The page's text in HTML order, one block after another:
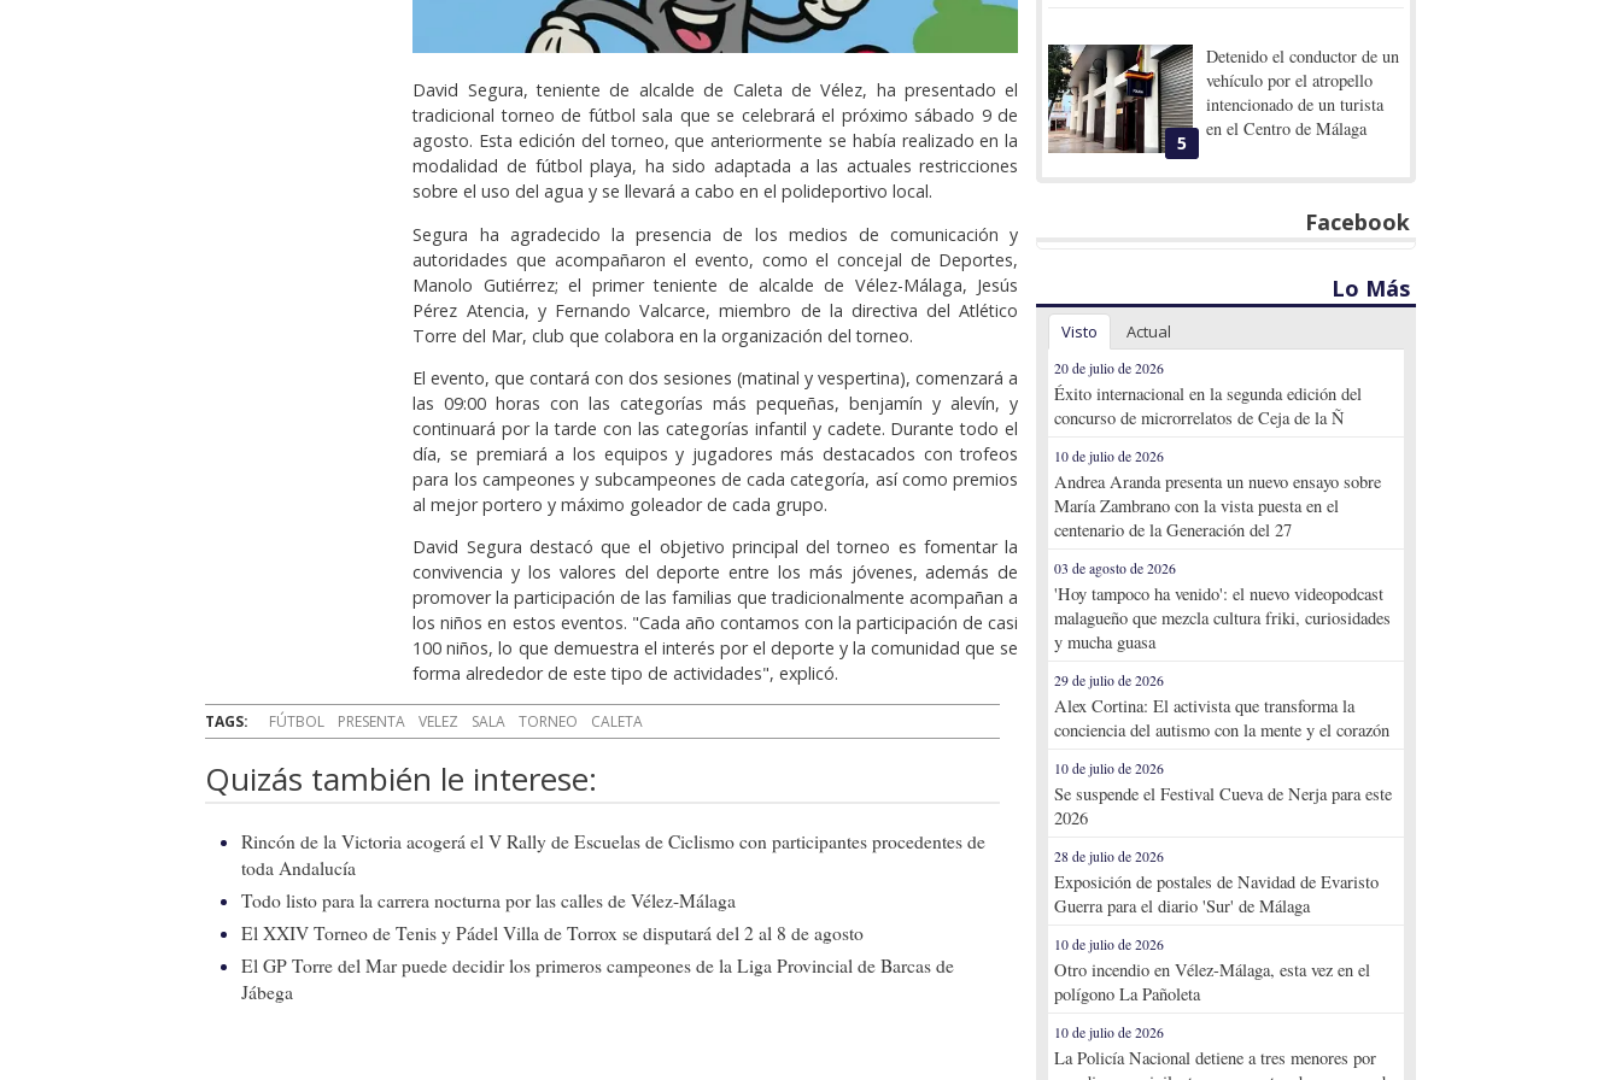
David Segura, teniente de alcalde de Caleta de Vélez, ha presentado el
tradicional torneo de fútbol sala que se celebrará el próximo sábado 9 de
agosto. Esta edición del torneo, que anteriormente se había realizado en la
modalidad de fútbol playa, ha sido adaptada a las actuales restricciones
sobre el uso del agua y se llevará a cabo en el polideportivo local.
Segura ha agradecido la presencia de los medios de comunicación y
autoridades que acompañaron el evento, como el concejal de Deportes,
Manolo Gutiérrez; el primer teniente de alcalde de Vélez-Málaga, Jesús
Pérez Atencia, y Fernando Valcarce, miembro de la directiva del Atlético
Torre del Mar, club que colabora en la organización del torneo.
El evento, que contará con dos sesiones (matinal y vespertina), comenzará a
las 09:00 horas con las categorías más pequeñas, benjamín y alevín, y
continuará por la tarde con las categorías infantil y cadete. Durante todo el
día, se premiará a los equipos y jugadores más destacados con trofeos
para los campeones y subcampeones de cada categoría, así como premios
al mejor portero y máximo goleador de cada grupo.
David Segura destacó que el objetivo principal del torneo es fomentar la
convivencia y los valores del deporte entre los más jóvenes, además de
promover la participación de las familias que tradicionalmente acompañan a
los niños en estos eventos. "Cada año contamos con la participación de casi
100 niños, lo que demuestra el interés por el deporte y la comunidad que se
forma alrededor de este tipo de actividades", explicó.
TAGS: FÚTBOL PRESENTA VELEZ SALA TORNEO CALETA
Quizás también le interese:
Rincón de la Victoria acogerá el V Rally de Escuelas de Ciclismo con participantes procedentes de
toda Andalucía
Todo listo para la carrera nocturna por las calles de Vélez-Málaga
El XXIV Torneo de Tenis y Pádel Villa de Torrox se disputará del 2 al 8 de agosto
El GP Torre del Mar puede decidir los primeros campeones de la Liga Provincial de Barcas de
Jábega
5
Detenido el conductor de un
vehículo por el atropello
intencionado de un turista
en el Centro de Málaga
Facebook
Lo Más
Visto Actual
20 de julio de 2026
Éxito internacional en la segunda edición del
concurso de microrrelatos de Ceja de la Ñ
10 de julio de 2026
Andrea Aranda presenta un nuevo ensayo sobre
María Zambrano con la vista puesta en el
centenario de la Generación del 27
03 de agosto de 2026
'Hoy tampoco ha venido': el nuevo videopodcast
malagueño que mezcla cultura friki, curiosidades
y mucha guasa
29 de julio de 2026
Alex Cortina: El activista que transforma la
conciencia del autismo con la mente y el corazón
10 de julio de 2026
Se suspende el Festival Cueva de Nerja para este
2026
28 de julio de 2026
Exposición de postales de Navidad de Evaristo
Guerra para el diario 'Sur' de Málaga
10 de julio de 2026
Otro incendio en Vélez-Málaga, esta vez en el
polígono La Pañoleta
10 de julio de 2026
La Policía Nacional detiene a tres menores por